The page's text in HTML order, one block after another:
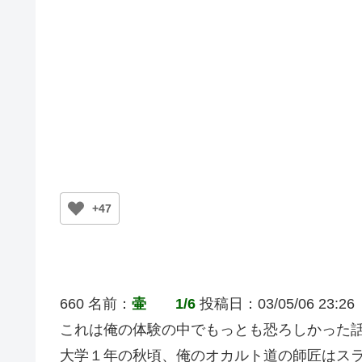
+47
660 名前： 壷 1/6 投稿日：03/05/06 23:26
これは俺の体験の中でもっとも恐ろしかった話
大学１年の秋頃、俺のオカルト道の師匠はス